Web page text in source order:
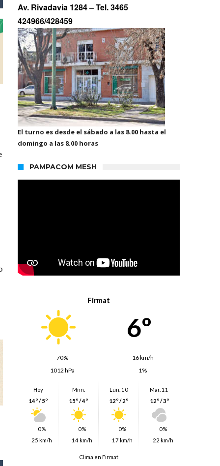
Av. Rivadavia 1284 –Tel. 3465
424966/428459
El turno es desde el sábado a las 8.00 hasta el
domingo a las 8.00 horas
PAMPACOM MESH
Firmat
6º
70%
16 km/h
1012 hPa
1%
Hoy
14º / 5º
0%
25 km/h
Mñn.
15º / 4º
0%
14 km/h
Lun. 10
12º / 2º
0%
17 km/h
Mar. 11
12º / 3º
0%
22 km/h
Clima en Firmat